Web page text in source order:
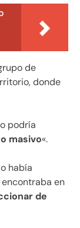
de
donde
podría
masivo«.
había
en
de